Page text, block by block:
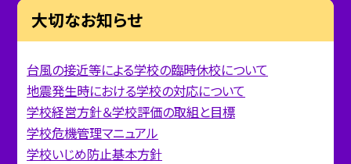
大切なお知らせ
台風の接近等による学校の臨時休校について
地震発生時における学校の対応について
学校経営方針＆学校評価の取組と目標
学校危機管理マニュアル
学校いじめ防止基本方針